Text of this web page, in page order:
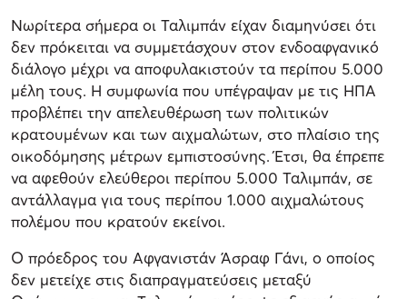
Νωρίτερα σήμερα οι Ταλιμπάν είχαν διαμηνύσει ότι
δεν πρόκειται να συμμετάσχουν στον ενδοαφγανικό
διάλογο μέχρι να αποφυλακιστούν τα περίπου 5.000
μέλη τους. Η συμφωνία που υπέγραψαν με τις ΗΠΑ
προβλέπει την απελευθέρωση των πολιτικών
κρατουμένων και των αιχμαλώτων, στο πλαίσιο της
οικοδόμησης μέτρων εμπιστοσύνης. Έτσι, θα έπρεπε
να αφεθούν ελεύθεροι περίπου 5.000 Ταλιμπάν, σε
αντάλλαγμα για τους περίπου 1.000 αιχμαλώτους
πολέμου που κρατούν εκείνοι.
Ο πρόεδρος του Αφγανιστάν Άσραφ Γάνι, ο οποίος
δεν μετείχε στις διαπραγματεύσεις μεταξύ